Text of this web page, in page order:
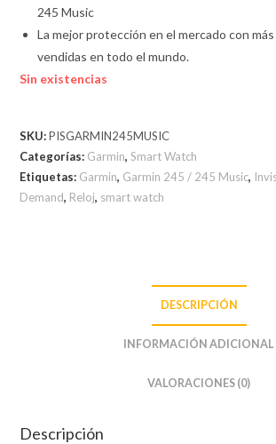
245 Music
La mejor protección en el mercado con
vendidas en todo el mundo.
Sin existencias
SKU:PISGARMIN245MUSIC
Categorías: Garmin,Smart Watch
Etiquetas: Garmin, Garmin 245 / 245 Music,
Demand, Reloj, smart watch
DESCRIPCIÓN
INFORMACIÓN ADICIONAL
VALORACIONES (0)
Descripción